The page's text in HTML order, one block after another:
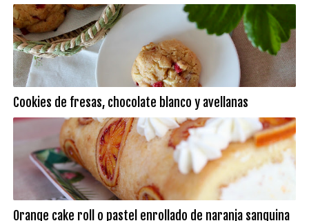
Cookies de fresas, chocolate blanco y avellanas
Orange cake roll o pastel enrollado de naranja sanguina